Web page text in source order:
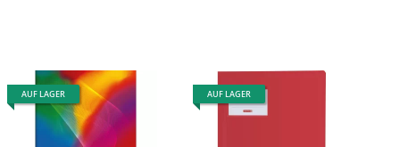
AUF LAGER AUF LAGER